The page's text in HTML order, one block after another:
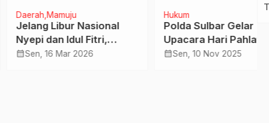
Mamuju
Libur Nasional
dan Idul Fitri,
Sulbar Tetap
16 Mar 2026
Polda Sulbar Gelar
Upacara Hari Pahlawan
Penuh Khidmat di Tengah
Sen, 10 Nov 2025